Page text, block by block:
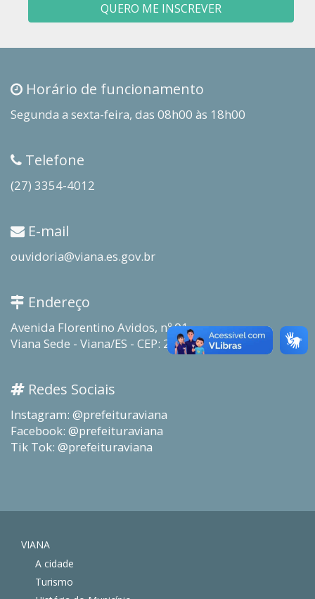
QUERO ME INSCREVER
Horário de funcionamento
Segunda a sexta-feira, das 08h00 às 18h00
Telefone
(27) 3354-4012
E-mail
ouvidoria@viana.es.gov.br
Endereço
Avenida Florentino Avidos, nº 01
Viana Sede - Viana/ES - CEP: 29130-915
Redes Sociais
Instagram: @prefeituraviana
Facebook: @prefeituraviana
Tik Tok: @prefeituraviana
VIANA
A cidade
Turismo